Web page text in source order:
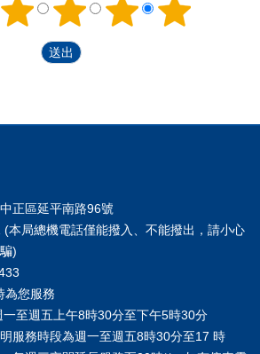
正區延平南路96號
(本局總機電話僅能撥入、不能撥出，請小心
)
為您服務
一至週五上午8時30分至下午5時30分
服務時段為週一至週五8時30分至17 時